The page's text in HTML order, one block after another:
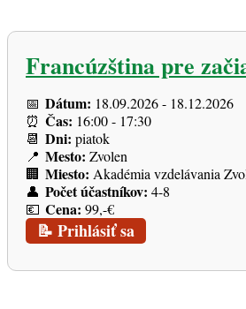
Francúzština pre
📅 Dátum: 18.09.2026 - 18.12.2026
⏰ Čas: 16:00 - 17:30
📆 Dni: piatok
📍 Mesto: Zvolen
🏢 Miesto: Akadémia vzdelávania
👤 Počet účastníkov: 4-8
💶 Cena: 99,-€
📝 Prihlásiť sa